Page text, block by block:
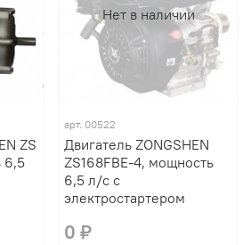
ZS
6,5
Нет в наличии
арт. 00522
Двигатель ZONGSHEN
ZS168FBE-4, мощность
6,5 л/с с
электростартером
0 ₽